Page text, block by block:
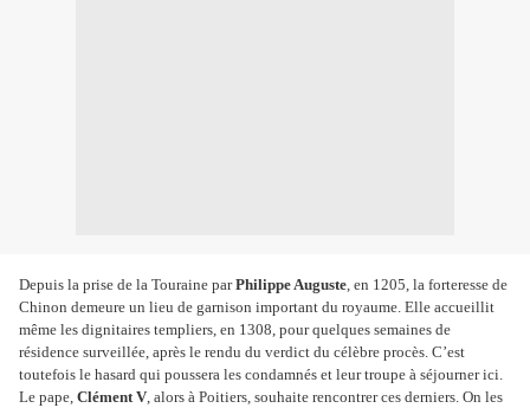
Depuis la prise de la Touraine parPhilippe Auguste, en 1205, la forteresse de
Chinon demeure un lieu de garnison important du royaume. Elle accueillit
même les dignitaires templiers, en 1308, pour quelques semaines de
résidence surveillée, après le rendu du verdict du célèbre procès. C’est
toutefois le hasard qui poussera les condamnés et leur troupe à séjourner ici.
Le pape, Clément V, alors à Poitiers, souhaite rencontrer ces derniers. On les